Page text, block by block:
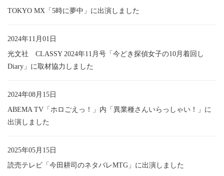
TOKYO MX「5時に夢中」に出演しました
2024年11月01日
光文社 CLASSY 2024年11月号「今どき探偵女子の10月着回し
Diary」に取材協力しました
2024年08月15日
ABEMA TV「ホロごえっ！」内「異業種さんいらっしゃい！」に
出演しました
2025年05月15日
読売テレビ「今田耕司のネタバレMTG」に出演しました